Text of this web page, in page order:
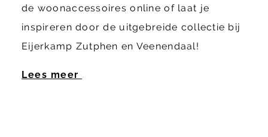
de woonaccessoires online of laat je
inspireren door de uitgebreide collectie bij
Eijerkamp Zutphen en Veenendaal!
Lees meer